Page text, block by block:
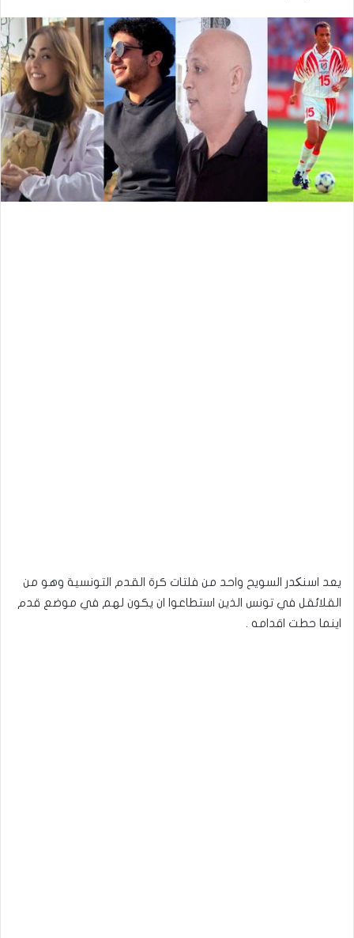
يعد اسنکدر السويح واحد من فلتات كرة القدم التونسية وهو من
القلائقل في تونس الذين استطاعوا ان يكون لهم في موضع قدم
اينما حطت اقدامه .